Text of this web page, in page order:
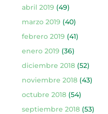
abril 2019 (49)
marzo 2019 (40)
febrero 2019 (41)
enero 2019 (36)
diciembre 2018(52)
noviembre 2018(43)
octubre 2018(54)
septiembre 2018(53)